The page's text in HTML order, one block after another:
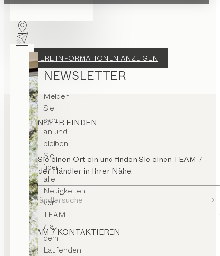
NEWSLETTER
Melden
Sie
sich
an und
bleiben
Sie
über
alle
Neuigkeiten
von
TEAM
7 auf
dem
Laufenden.
WEITERE INFORMATIONEN ANZEIGEN
HÄNDLER FINDEN
Geben Sie einen Ort ein und finden Sie einen TEAM 7
Store oder Händler in Ihrer Nähe.
Zur Händlersuche
TEAM 7 KONTAKTIEREN